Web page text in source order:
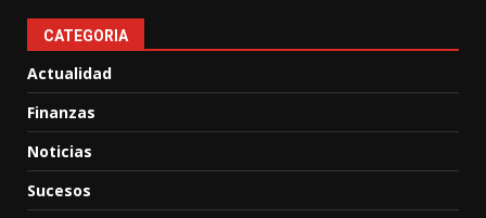
CATEGORIA
Actualidad
Finanzas
Noticias
Sucesos